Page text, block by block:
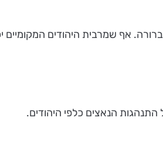
זהות לאומית יהודית ברורה. אף שמרבית היהודים
הנאצים כלפי היהודים.